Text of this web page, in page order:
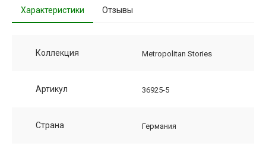
Характеристики Отзывы
Коллекция Metropolitan Stories
Артикул 36925-5
Страна Германия